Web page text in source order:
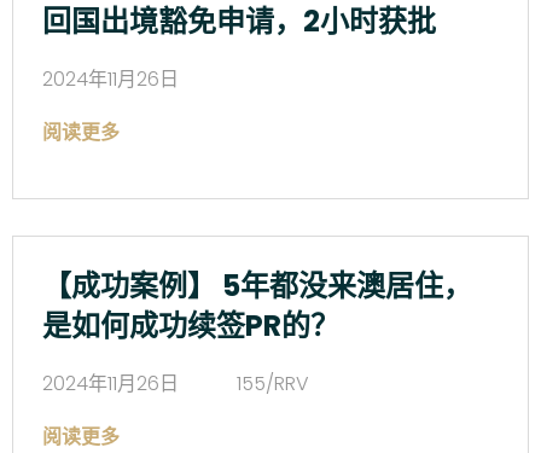
回国出境豁免申请，2小时获批
2024年11月26日
阅读更多
【成功案例】 5年都没来澳居住，
是如何成功续签PR的？
2024年11月26日
155/RRV
阅读更多